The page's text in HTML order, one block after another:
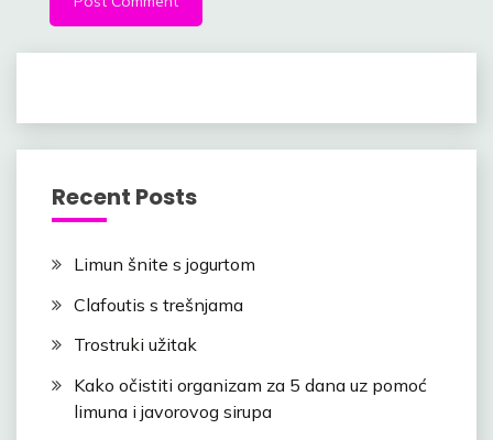
Recent Posts
Limun šnite s jogurtom
Clafoutis s trešnjama
Trostruki užitak
Kako očistiti organizam za 5 dana uz pomoć
limuna i javorovog sirupa